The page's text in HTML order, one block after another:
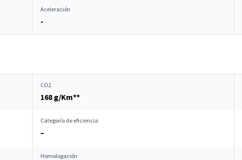
Aceleración
-
CO2
168 g/Km**
Categoría de eficiencia
–
Homologación